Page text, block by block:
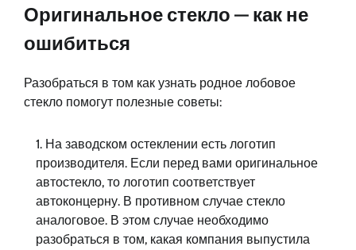
Оригинальное стекло — как не
ошибиться
Разобраться в том как узнать родное лобовое
стекло помогут полезные советы:
На заводском остеклении есть логотип
производителя. Если перед вами оригинальное
автостекло, то логотип соответствует
автоконцерну. В противном случае стекло
аналоговое. В этом случае необходимо
разобраться в том, какая компания выпустила